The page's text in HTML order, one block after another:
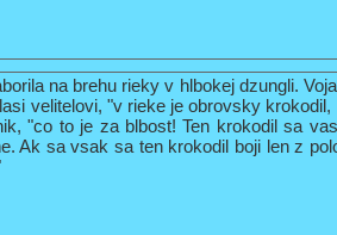
na brehu rieky v hlbokej dzungli.
velitelovi, "v rieke je obrovsky
"co to je za blbost! Ten krokodil sa
Ak sa vsak sa ten krokodil boji len z